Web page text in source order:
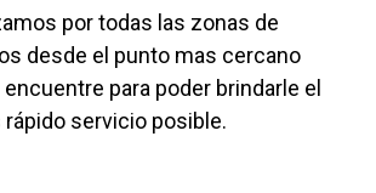
por todas las zonas de
desde el punto mas cercano
para poder brindarle el
servicio posible.